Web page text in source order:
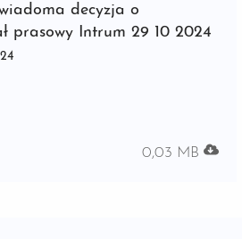
decyzja o
prasowy Intrum 29 10 2024
0,03 MB